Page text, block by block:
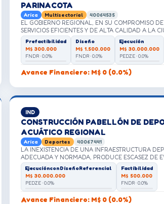
PARINACOTA
Arica Multisectorial 40064535
EL GOBIERNO REGIONAL, EN SU COMPROMISO
SERVICIOS EFICIENTES Y DE ALTA CALIDAD A LA
ENFRENTA ACTUALMENTE UNA SITUACIÓN
DEBIDO A LA DISPERSIÓN DE SUS OFICINAS
DIFERENTES UBICACIONES (GORE Y CORE). ESTA
FRAGMENTACIÓN NO SOLO GENERA ALTOS
Y DE ARRIENDO, SINO QUE TAMBIÉN IMPACTA
EN LA COORDINACIÓN Y EFICACIA DE LOS
REDIRIGIDO HACIA INVERSIONES MÁS
BENEFICIOSAS PARA LA COMUNIDAD.
Prefactibilidad
M$ 300.000
FNDR · 0.0%
Diseño
M$ 1.500.000
FNDR · 0.0%
Ejecución
M$ 30.000.000
PEDZE · 0.0%
Avance Financiero: M$ 0 (0.0%)
IND
CONSTRUCCIÓN PABELLÓN DE
ACUÁTICO REGIONAL
Arica Deportes 40067441
LA INEXISTENCIA DE UNA INFRAESTRUCTURA
ADECUADA Y NORMADA, PRODUCE ESCASEZ DE
DEPORTIVOS COMPETITIVOS, DISCONTINUIDAD EN
PRACTICAS DEPORTIVAS, FUGA DE TALENTOS Y
FIGURACIÓN DEPORTIVA REGIONAL.
EjecuciónconDiseñoReferencial
M$ 30.000.000
PEDZE · 0.0%
Factibilidad
M$ 500.000
FNDR · 0.0%
Avance Financiero: M$ 0 (0.0%)